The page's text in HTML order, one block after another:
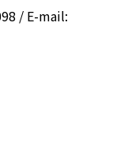
/ E-mail: